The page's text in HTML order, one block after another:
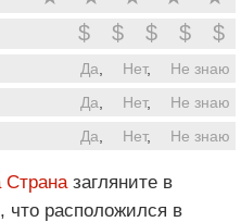
$ $ $ $ $
Да Нет,
Не знаю
Да Нет,
Не знаю
Да Нет, Не знаю
загляните в
что расположился в